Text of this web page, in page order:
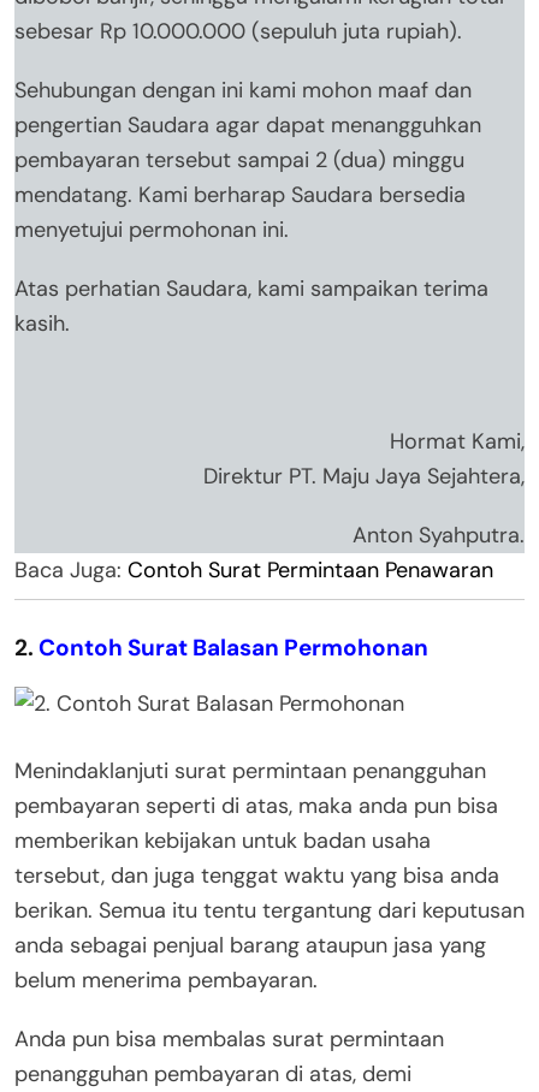
sebesar Rp 10.000.000 (sepuluh juta rupiah).
Sehubungan dengan ini kami mohon maaf dan
pengertian Saudara agar dapat menangguhkan
pembayaran tersebut sampai 2 (dua) minggu
mendatang. Kami berharap Saudara bersedia
menyetujui permohonan ini.
Atas perhatian Saudara, kami sampaikan terima
kasih.
Hormat Kami,
Direktur PT. Maju Jaya Sejahtera,
Anton Syahputra.
Baca Juga: Contoh Surat Permintaan Penawaran
2. Contoh Surat Balasan Permohonan
Menindaklanjuti surat permintaan penangguhan
pembayaran seperti di atas, maka anda pun bisa
memberikan kebijakan untuk badan usaha
tersebut, dan juga tenggat waktu yang bisa anda
berikan. Semua itu tentu tergantung dari keputusan
anda sebagai penjual barang ataupun jasa yang
belum menerima pembayaran.
Anda pun bisa membalas surat permintaan
penangguhan pembayaran di atas, demi